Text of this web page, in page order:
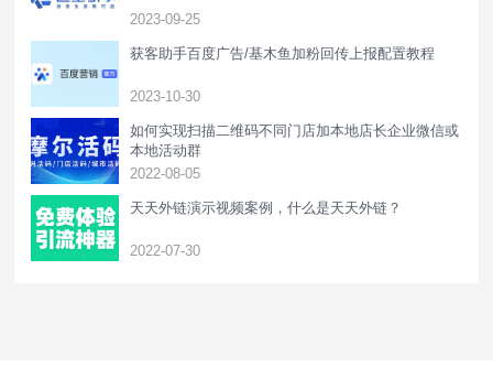
2023-09-25
获客助手百度广告/基木鱼加粉回传上报配置教程
2023-10-30
如何实现扫描二维码不同门店加本地店长企业微信或
本地活动群
2022-08-05
天天外链演示视频案例，什么是天天外链？
2022-07-30